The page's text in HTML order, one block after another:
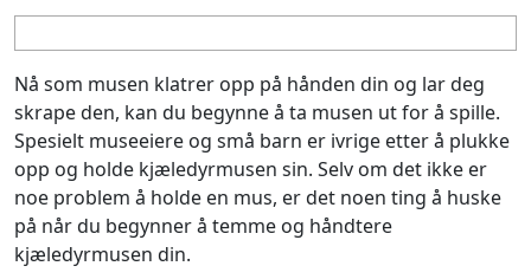
Nå som musen klatrer opp på hånden din og lar deg
skrape den, kan du begynne å ta musen ut for å spille.
Spesielt museeiere og små barn er ivrige etter å plukke
opp og holde kjæledyrmusen sin. Selv om det ikke er
noe problem å holde en mus, er det noen ting å huske
på når du begynner å temme og håndtere
kjæledyrmusen din.